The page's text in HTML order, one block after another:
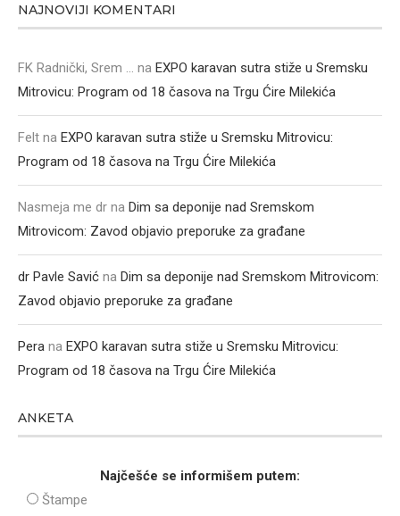
NAJNOVIJI KOMENTARI
FK Radnički, Srem ... na EXPO karavan sutra stiže u Sremsku
Mitrovicu: Program od 18 časova na Trgu Ćire Milekića
Felt na EXPO karavan sutra stiže u Sremsku Mitrovicu:
Program od 18 časova na Trgu Ćire Milekića
Nasmeja me dr na Dim sa deponije nad Sremskom
Mitrovicom: Zavod objavio preporuke za građane
dr Pavle Savić na Dim sa deponije nad Sremskom Mitrovicom:
Zavod objavio preporuke za građane
Pera na EXPO karavan sutra stiže u Sremsku Mitrovicu:
Program od 18 časova na Trgu Ćire Milekića
ANKETA
Najčešće se informišem putem:
Štampe